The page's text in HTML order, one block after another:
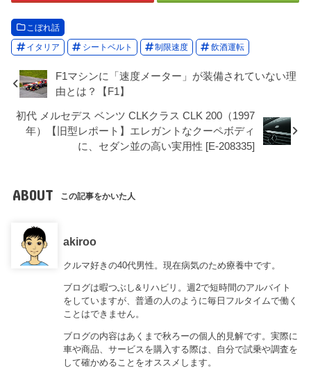
こぼれ話
イタリア シートベルト 制限速度 飲酒運転
F1マシンに「速度メーター」が装備されていない理
由とは？【F1】
初代 メルセデス ベンツ CLKクラス CLK 200（1997
年）【旧型レポート】エレガントなクーペボディ
に、セダン並の高い実用性 [E-208335]
ABOUT この記事をかいた人
akiroo
クルマ好きの40代男性。現在病気のため療養中です。
ブログは暇つぶし&リハビリ。週2で短時間のアルバイト
をしていますが、普通の人のように毎日フルタイムで働く
ことはできません。
ブログの内容はあくまで秋ろーの個人的見解です。実際に
車や商品、サービスを購入する際は、自分で試乗や調査を
して確かめることをオススメします。